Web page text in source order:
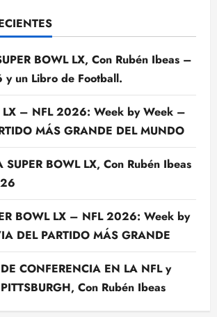
BOWL LX, Con Rubén Ibeas –
un Libro de Football.
LX – NFL 2026: Week by Week –
MÁS GRANDE DEL MUNDO
SUPER BOWL LX, Con Rubén Ibeas
BOWL LX – NFL 2026: Week by
DEL PARTIDO MÁS GRANDE
CONFERENCIA EN LA NFL y
Con Rubén Ibeas